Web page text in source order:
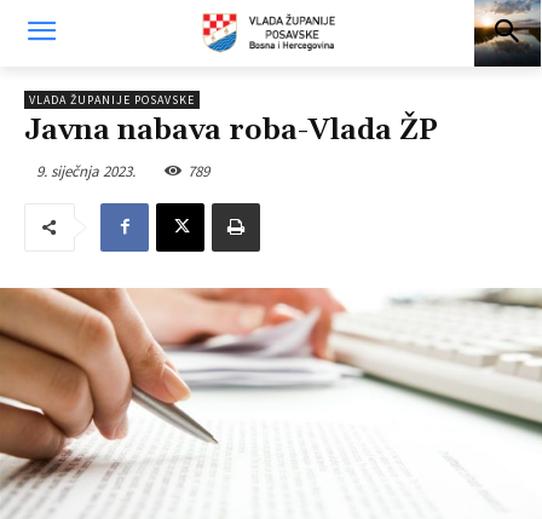
VLADA ŽUPANIJE POSAVSKE
Javna nabava roba-Vlada ŽP
9. siječnja 2023. 789